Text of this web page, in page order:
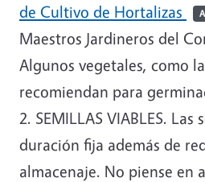
de Cultivo de Hortalizas
Maestros Jardineros del
Algunos vegetales, como
recomiendan para
2. SEMILLAS VIABLES.
duración fija además de
almacenaje. No piense en